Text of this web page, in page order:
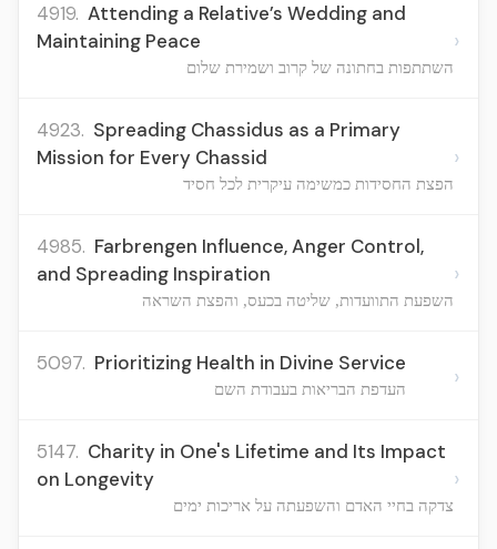
4919. Attending a Relative’s Wedding and
Maintaining Peace
השתתפות בחתונה של קרוב ושמירת שלום
›
4923. Spreading Chassidus as a Primary
Mission for Every Chassid
הפצת החסידות כמשימה עיקרית לכל חסיד
›
4985. Farbrengen Influence, Anger Control,
and Spreading Inspiration
השפעת התוועדות, שליטה בכעס, והפצת השראה
›
5097. Prioritizing Health in Divine Service
העדפת הבריאות בעבודת השם ›
5147. Charity in One's Lifetime and Its Impact
on Longevity
צדקה בחיי האדם והשפעתה על אריכות ימים
›